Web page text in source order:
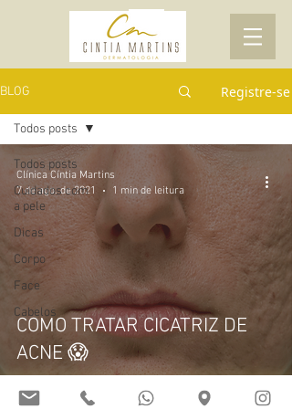
BLOG Registre-se
Todos posts
Cuidados com
a pele
Dicas
Corpo
Face
Cabelos
Todos posts
COMO TRATAR CICATRIZ DE
ACNE 😱
Clínica Cíntia Martins
7 de ago. de 2021
1 min de leitura